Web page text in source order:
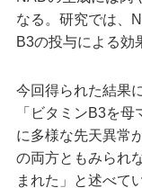
なる。研究では、
B3の投与による効
今回得られた結果
「ビタミンB3を
に多様な先天異常
の両方ともみられ
まれた」と述べて